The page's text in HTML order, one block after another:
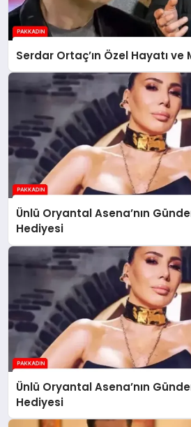
Serdar Ortaç’ın Özel Hayatı
Ünlü Oryantal Asena’nın
Hediyesi
Ünlü Oryantal Asena’nın
Hediyesi